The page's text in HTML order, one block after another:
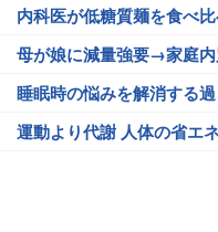
内科医が低糖質麺を食べ
母が娘に減量強要→家庭
睡眠時の悩みを解消する
運動より代謝 人体の省エ